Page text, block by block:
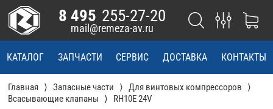
КАТАЛОГ ЗАПЧАСТИ СЕРВИС ДОСТАВКА КОНТАКТЫ
8 495 255-27-20
mail@remeza-av.ru
Главная Запасные части
Для винтовых компрессоров
Всасывающие клапаны
RH10E 24V